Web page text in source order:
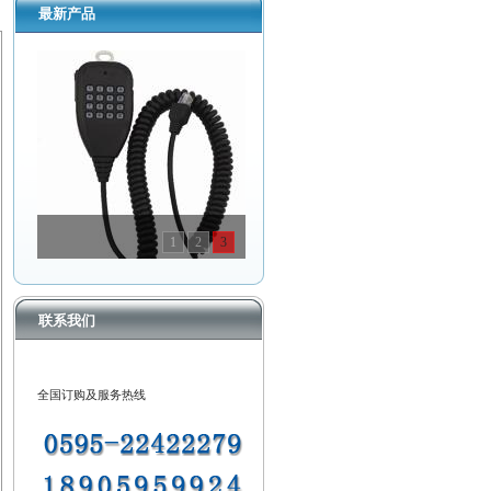
最新产品
1 2 3
联系我们
全国订购及服务热线